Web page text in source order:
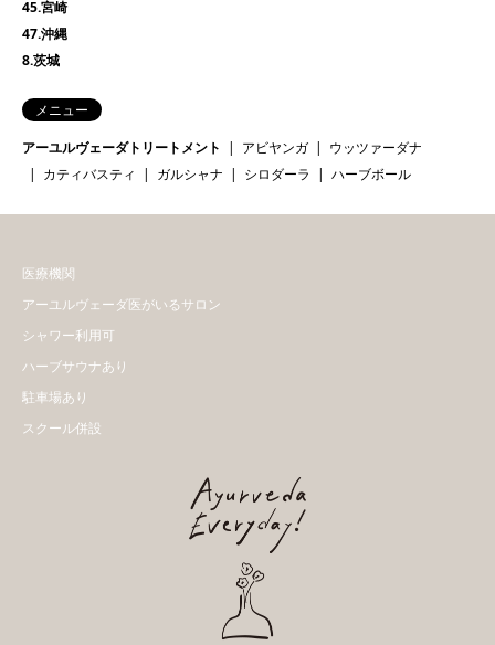
45.宮崎
47.沖縄
8.茨城
メニュー
アーユルヴェーダトリートメント
アビヤンガ
ウッツァーダナ
カティバスティ
ガルシャナ シロダーラ ハーブボール
医療機関
アーユルヴェーダ医がいるサロン
シャワー利用可
ハーブサウナあり
駐車場あり
スクール併設